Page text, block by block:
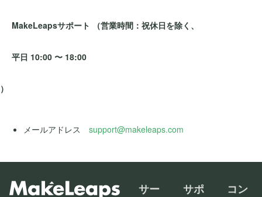
MakeLeapsサポート （営業時間：祝休日を除く、
平日 10:00 〜 18:00
）
メールアドレス support@makeleaps.com
サー
サポ
コン